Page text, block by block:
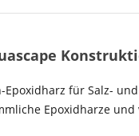
Epoxidharz für Salz-
Epoxidharze